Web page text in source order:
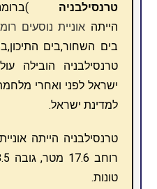
טרנסילבניה
הייתה אוניית נוסעים
בים השחור,בים
טרנסילבניה הובילה
ישראל לפני ואחרי
למדינת ישראל.
טונות.